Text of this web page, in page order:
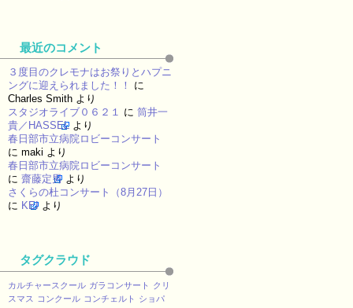
最近のコメント
３度目のクレモナはお祭りとハプニ
ングに迎えられました！！
に
Charles Smith より
スタジオライブ０６２１ に 筒井一
貴／HASSEL より
春日部市立病院ロビーコンサート
に maki より
春日部市立病院ロビーコンサート
に 齋藤定男 より
さくらの杜コンサート（8月27日）
に KEI より
タグクラウド
カルチャースクール ガラコンサート
クリ
スマス
コンクール コンチェルト
ショパ